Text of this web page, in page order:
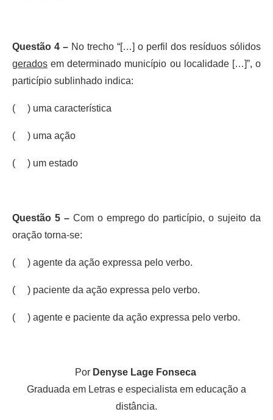
Questão 4 – No trecho “[…] o perfil dos resíduos sólidos
gerados em determinado município ou localidade […]”, o
particípio sublinhado indica:
( ) uma característica
( ) uma ação
( ) um estado
Questão 5 –Com o emprego do particípio, o sujeito da
oração torna-se:
( ) agente da ação expressa pelo verbo.
( ) paciente da ação expressa pelo verbo.
( ) agente e paciente da ação expressa pelo verbo.
Por Denyse Lage Fonseca
Graduada em Letras e especialista em educação a
distância.